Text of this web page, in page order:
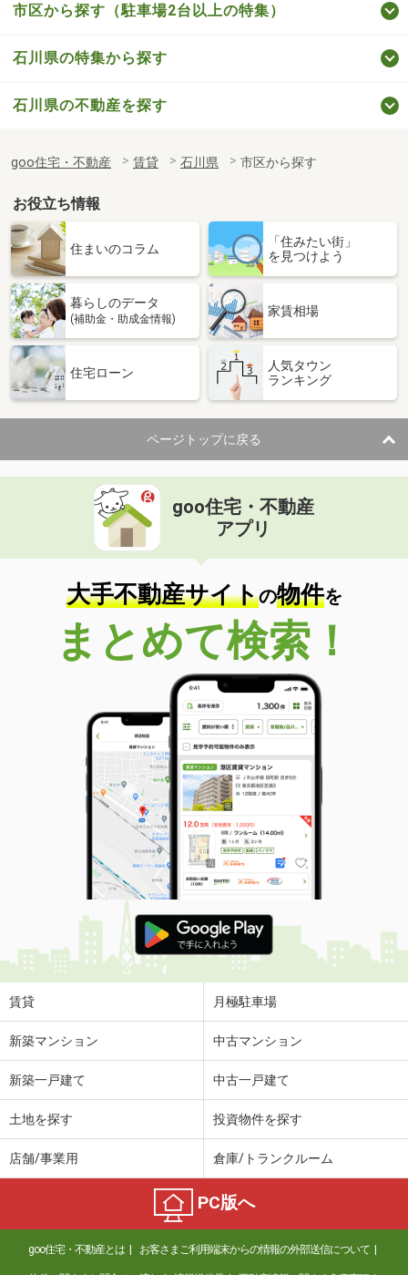
市区から探す（駐車場2台以上の特集）
石川県の特集から探す
石川県の不動産を探す
goo住宅・不動産 賃貸 石川県 市区から探す
お役立ち情報
住まいのコラム
「住みたい街」
を見つけよう
暮らしのデータ
(補助金・助成金情報)
家賃相場
住宅ローン
人気タウン
ランキング
ページトップに戻る
goo住宅・不動産
アプリ
大手不動産サイトの物件を
まとめて検索！
賃貸 月極駐車場
新築マンション 中古マンション
新築一戸建て 中古一戸建て
土地を探す 投資物件を探す
店舗/事業用 倉庫/トランクルーム
PC版へ
goo住宅・不動産とは お客さまご利用端末からの情報の外部送信について